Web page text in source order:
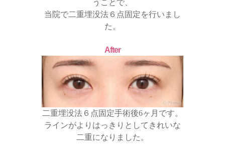
うことで、
当院で二重埋没法６点固定を行いまし
た。
After
二重埋没法６点固定手術後6ヶ月です。
ラインがよりはっきりとしてきれいな
二重になりました。